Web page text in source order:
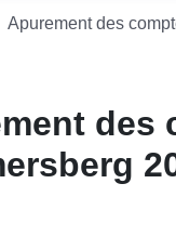
Apurement des
des